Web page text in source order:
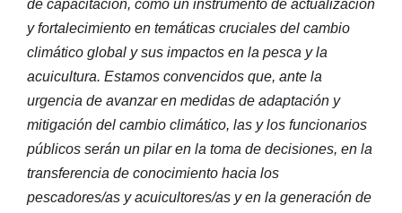
de capacitación, como un instrumento de actualización
y fortalecimiento en temáticas cruciales del cambio
climático global y sus impactos en la pesca y la
acuicultura. Estamos convencidos que, ante la
urgencia de avanzar en medidas de adaptación y
mitigación del cambio climático, las y los funcionarios
públicos serán un pilar en la toma de decisiones, en la
transferencia de conocimiento hacia los
pescadores/as y acuicultores/as y en la generación de